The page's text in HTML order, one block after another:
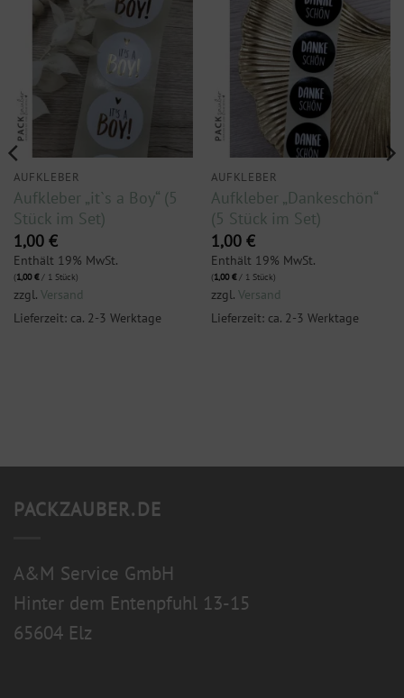
AUFKLEBER
Aufkleber „it`s a Boy“ (5
Stück im Set)
1,00 €
Enthält 19% MwSt.
(1,00€/ 1 Stück)
zzgl. Versand
Lieferzeit: ca. 2-3 Werktage
AUFKLEBER
Aufkleber „Dankeschön“
(5 Stück im Set)
1,00 €
Enthält 19% MwSt.
(1,00€/ 1 Stück)
zzgl. Versand
Lieferzeit: ca. 2-3 Werktage
PACKZAUBER.DE
A&M Service GmbH
Hinter dem Entenpfuhl 13-15
65604 Elz